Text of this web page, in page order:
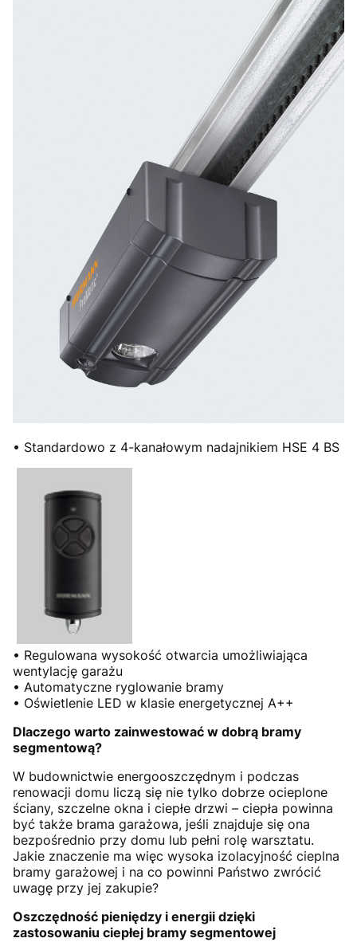
• Standardowo z 4-kanałowym nadajnikiem HSE 4 BS
• Regulowana wysokość otwarcia umożliwiająca
wentylację garażu
• Automatyczne ryglowanie bramy
• Oświetlenie LED w klasie energetycznej A++
Dlaczego warto zainwestować w dobrą bramy
segmentową?
W budownictwie energooszczędnym i podczas
renowacji domu liczą się nie tylko dobrze ocieplone
ściany, szczelne okna i ciepłe drzwi – ciepła powinna
być także brama garażowa, jeśli znajduje się ona
bezpośrednio przy domu lub pełni rolę warsztatu.
Jakie znaczenie ma więc wysoka izolacyjność cieplna
bramy garażowej i na co powinni Państwo zwrócić
uwagę przy jej zakupie?
Oszczędność pieniędzy i energii dzięki
zastosowaniu ciepłej bramy segmentowej